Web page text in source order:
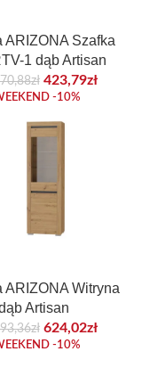
ARIZONA Szafka
1 dąb Artisan
zł 423,79zł
-10%
ARIZONA Witryna
Artisan
zł 624,02zł
-10%